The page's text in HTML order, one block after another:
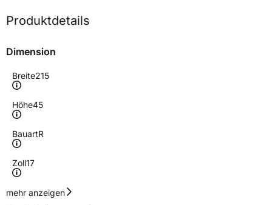
Produktdetails
Dimension
Breite215
Höhe45
BauartR
Zoll17
Geschwindigkeitsindex
mehr anzeigen